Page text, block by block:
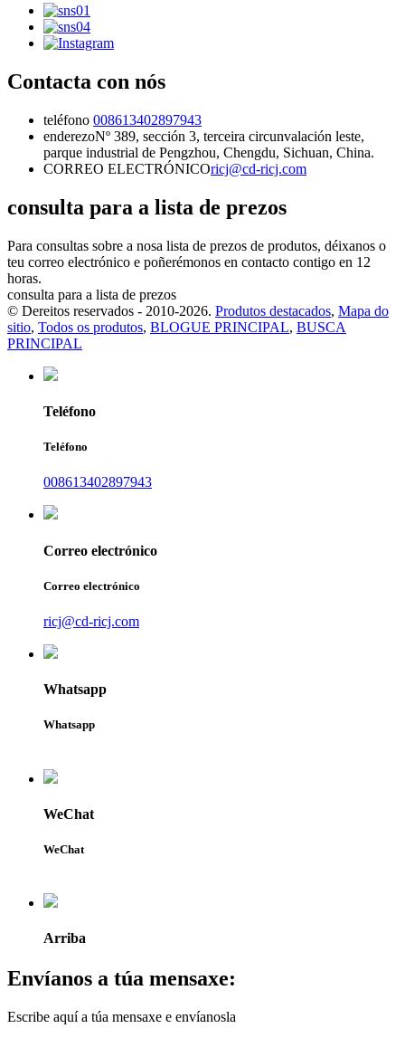
Contacta con nós
teléfono 008613402897943
enderezoNº 389, sección 3, terceira circunvalación leste,
parque industrial de Pengzhou, Chengdu, Sichuan, China.
CORREO ELECTRÓNICOricj@cd-ricj.com
consulta para a lista de prezos
Para consultas sobre a nosa lista de prezos de produtos, déixanos o
teu correo electrónico e poñerémonos en contacto contigo en 12
horas.
consulta para a lista de prezos
© Dereitos reservados - 2010-2026. Produtos destacados, Mapa do
sitio, Todos os produtos, BLOGUE PRINCIPAL, BUSCA
PRINCIPAL
Teléfono
Teléfono
008613402897943
Correo electrónico
Correo electrónico
ricj@cd-ricj.com
Whatsapp
Whatsapp
WeChat
WeChat
Arriba
Envíanos a túa mensaxe:
Escribe aquí a túa mensaxe e envíanosla